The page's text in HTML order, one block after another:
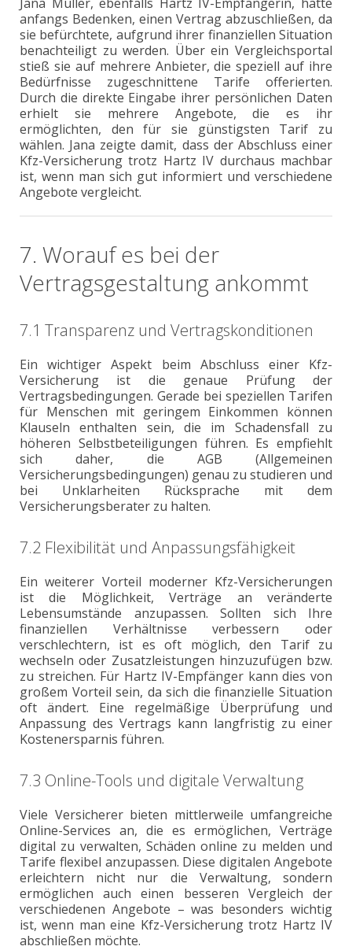
anfangs Bedenken, einen Vertrag abzuschließen, da
sie befürchtete, aufgrund ihrer finanziellen Situation
benachteiligt zu werden. Über ein Vergleichsportal
stieß sie auf mehrere Anbieter, die speziell auf ihre
Bedürfnisse zugeschnittene Tarife offerierten.
Durch die direkte Eingabe ihrer persönlichen Daten
erhielt sie mehrere Angebote, die es ihr
ermöglichten, den für sie günstigsten Tarif zu
wählen. Jana zeigte damit, dass der Abschluss einer
Kfz-Versicherung trotz Hartz IV durchaus machbar
ist, wenn man sich gut informiert und verschiedene
Angebote vergleicht.
7. Worauf es bei der
Vertragsgestaltung ankommt
7.1 Transparenz und Vertragskonditionen
Ein wichtiger Aspekt beim Abschluss einer Kfz-
Versicherung ist die genaue Prüfung der
Vertragsbedingungen. Gerade bei speziellen Tarifen
für Menschen mit geringem Einkommen können
Klauseln enthalten sein, die im Schadensfall zu
höheren Selbstbeteiligungen führen. Es empfiehlt
sich daher, die AGB (Allgemeinen
Versicherungsbedingungen) genau zu studieren und
bei Unklarheiten Rücksprache mit dem
Versicherungsberater zu halten.
7.2 Flexibilität und Anpassungsfähigkeit
Ein weiterer Vorteil moderner Kfz-Versicherungen
ist die Möglichkeit, Verträge an veränderte
Lebensumstände anzupassen. Sollten sich Ihre
finanziellen Verhältnisse verbessern oder
verschlechtern, ist es oft möglich, den Tarif zu
wechseln oder Zusatzleistungen hinzuzufügen bzw.
zu streichen. Für Hartz IV-Empfänger kann dies von
großem Vorteil sein, da sich die finanzielle Situation
oft ändert. Eine regelmäßige Überprüfung und
Anpassung des Vertrags kann langfristig zu einer
Kostenersparnis führen.
7.3 Online-Tools und digitale Verwaltung
Viele Versicherer bieten mittlerweile umfangreiche
Online-Services an, die es ermöglichen, Verträge
digital zu verwalten, Schäden online zu melden und
Tarife flexibel anzupassen. Diese digitalen Angebote
erleichtern nicht nur die Verwaltung, sondern
ermöglichen auch einen besseren Vergleich der
verschiedenen Angebote – was besonders wichtig
ist, wenn man eine Kfz-Versicherung trotz Hartz IV
abschließen möchte.